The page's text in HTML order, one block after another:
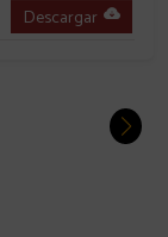
Descargar